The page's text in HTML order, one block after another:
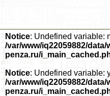
Notice: Undefined variable:
/var/www/iq22059882/data/
penza.ru/
Notice: Undefined variable:
/var/www/iq22059882/data/
penza.ru/